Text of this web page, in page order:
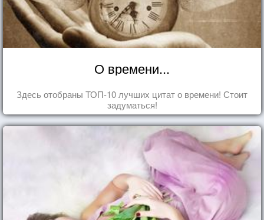
О времени...
Здесь отобраны ТОП-10 лучших цитат о времени! Стоит
задуматься!